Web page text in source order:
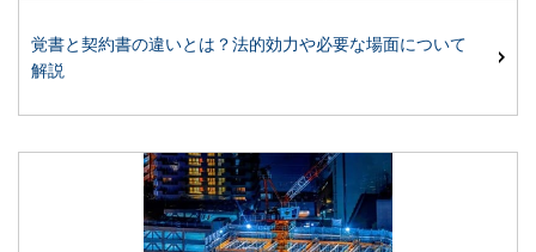
覚書と契約書の違いとは？法的効力や必要な場面について
解説